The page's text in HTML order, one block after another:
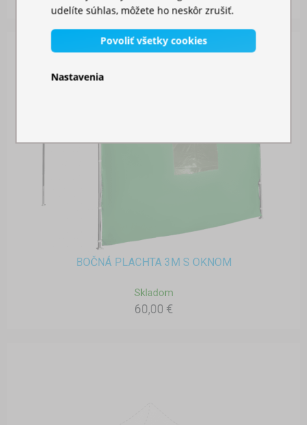
BOČNÁ PLACHTA 3M S OKNOM
Skladom
60,00 €
udelíte súhlas, môžete ho neskôr zrušiť.
Povoliť všetky cookies
Nastavenia